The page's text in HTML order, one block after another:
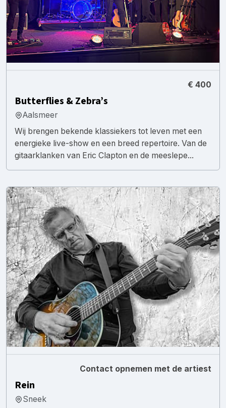
€ 400
Butterflies & Zebra’s
Aalsmeer
Wij brengen bekende klassiekers tot leven met een
energieke live-show en een breed repertoire. Van de
gitaarklanken van Eric Clapton en de meeslepe...
Contact opnemen met de artiest
Rein
Sneek